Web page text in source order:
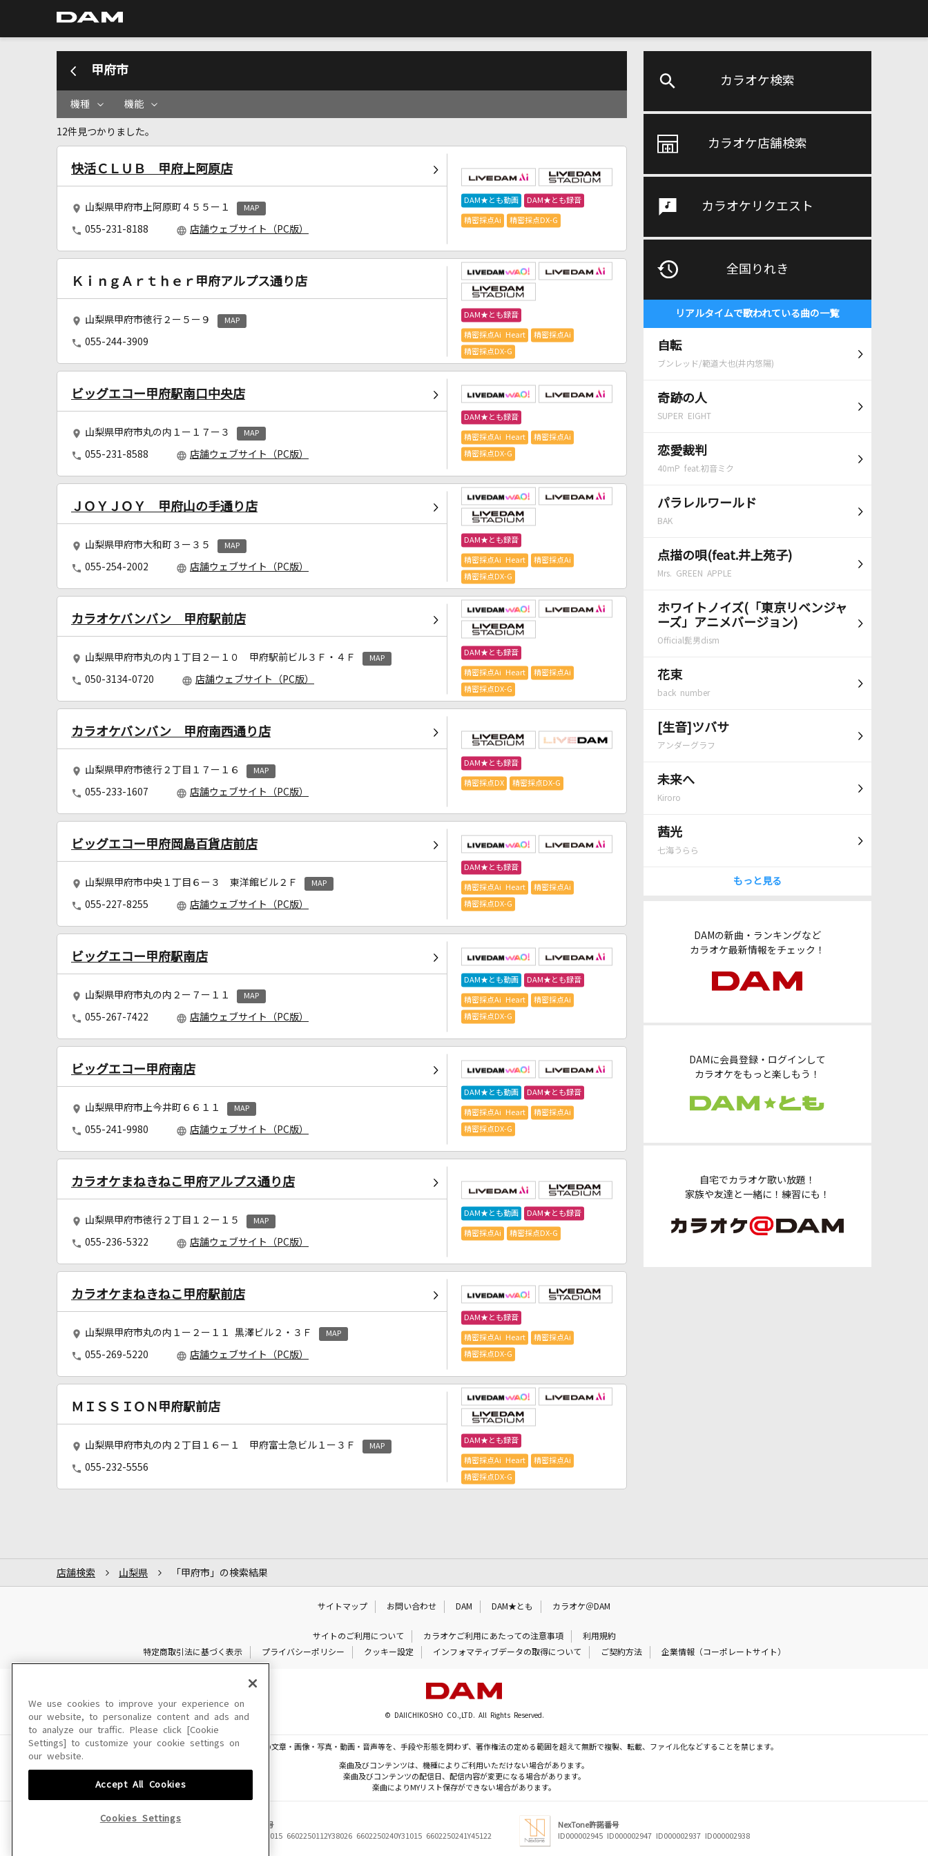
カラオケ検索
カラオケ店舗検索
カラオケリクエスト
全国りれき
リアルタイムで歌われている曲の一覧
自転
ブンレッド/範道大也(井内悠陽)
奇跡の人
SUPER EIGHT
恋愛裁判
40mP feat.初音ミク
パラレルワールド
BAK
点描の唄(feat.井上苑子)
Mrs. GREEN APPLE
ホワイトノイズ(「東京リベンジャ
ーズ」アニメバージョン)
Official髭男dism
花束
back number
[生音]ツバサ
アンダーグラフ
未来へ
Kiroro
茜光
七海うらら
もっと見る
DAMの新曲・ランキングなど
カラオケ最新情報をチェック！
DAMに会員登録・ログインして
カラオケをもっと楽しもう！
自宅でカラオケ歌い放題！
家族や友達と一緒に！練習にも！
甲府市
機種 機能
12件見つかりました。
快活ＣＬＵＢ 甲府上阿原店
山梨県甲府市上阿原町４５５ー１ MAP
055-231-8188 店舗ウェブサイト（PC版）
DAM★とも動画 DAM★とも録音
精密採点Ai 精密採点DX-G
ＫｉｎｇＡｒｔｈｅｒ甲府アルプス通り店
山梨県甲府市徳行２ー５ー９ MAP
055-244-3909
DAM★とも録音
精密採点Ai Heart 精密採点Ai
精密採点DX-G
ビッグエコー甲府駅南口中央店
山梨県甲府市丸の内１ー１７ー３ MAP
055-231-8588 店舗ウェブサイト（PC版）
DAM★とも録音
精密採点Ai Heart 精密採点Ai
精密採点DX-G
ＪＯＹＪＯＹ 甲府山の手通り店
山梨県甲府市大和町３ー３５ MAP
055-254-2002 店舗ウェブサイト（PC版）
DAM★とも録音
精密採点Ai Heart 精密採点Ai
精密採点DX-G
カラオケバンバン 甲府駅前店
山梨県甲府市丸の内１丁目２ー１０ 甲府駅前ビル３Ｆ・４Ｆ MAP
050-3134-0720 店舗ウェブサイト（PC版）
DAM★とも録音
精密採点Ai Heart 精密採点Ai
精密採点DX-G
カラオケバンバン 甲府南西通り店
山梨県甲府市徳行２丁目１７ー１６ MAP
055-233-1607 店舗ウェブサイト（PC版）
DAM★とも録音
精密採点DX 精密採点DX-G
ビッグエコー甲府岡島百貨店前店
山梨県甲府市中央１丁目６ー３ 東洋館ビル２Ｆ MAP
055-227-8255 店舗ウェブサイト（PC版）
DAM★とも録音
精密採点Ai Heart 精密採点Ai
精密採点DX-G
ビッグエコー甲府駅南店
山梨県甲府市丸の内２ー７ー１１ MAP
055-267-7422 店舗ウェブサイト（PC版）
DAM★とも動画 DAM★とも録音
精密採点Ai Heart 精密採点Ai
精密採点DX-G
ビッグエコー甲府南店
山梨県甲府市上今井町６６１１ MAP
055-241-9980 店舗ウェブサイト（PC版）
DAM★とも動画 DAM★とも録音
精密採点Ai Heart 精密採点Ai
精密採点DX-G
カラオケまねきねこ甲府アルプス通り店
山梨県甲府市徳行２丁目１２ー１５ MAP
055-236-5322 店舗ウェブサイト（PC版）
DAM★とも動画 DAM★とも録音
精密採点Ai 精密採点DX-G
カラオケまねきねこ甲府駅前店
山梨県甲府市丸の内１ー２ー１１ 黒澤ビル２・３Ｆ MAP
055-269-5220 店舗ウェブサイト（PC版）
DAM★とも録音
精密採点Ai Heart 精密採点Ai
精密採点DX-G
ＭＩＳＳＩＯＮ甲府駅前店
山梨県甲府市丸の内２丁目１６ー１ 甲府富士急ビル１ー３Ｆ MAP
055-232-5556
DAM★とも録音
精密採点Ai Heart 精密採点Ai
精密採点DX-G
店舗検索 山梨県 「甲府市」の検索結果
サイトマップ お問い合わせ DAM DAM★とも カラオケ＠DAM
サイトのご利用について カラオケご利用にあたっての注意事項
利用規約
特定商取引法に基づく表示
プライバシーポリシー クッキー設定 インフォマティブデータの取得について ご契約方法 企業情報（コーポレートサイト）
© DAIICHIKOSHO CO.,LTD. All Rights Reserved.
このサイトに掲載されている一切の文章・画像・写真・動画・音声等を、手段や形態を問わず、著作権法の定める範囲を超えて無断で複製、転載、ファイル化などすることを禁じます。
楽曲及びコンテンツは、機種によりご利用いただけない場合があります。
楽曲及びコンテンツの配信日、配信内容が変更になる場合があります。
楽曲によりMYリスト保存ができない場合があります。
JASRAC許諾番号
6602250213Y31015 6602250112Y38026 6602250240Y31015 6602250241Y45122
NexTone許諾番号
ID000002945 ID000002947 ID000002937 ID000002938
We use cookies to improve your experience on
our website, to personalize content and ads and
to analyze our traffic. Please click [Cookie
Settings] to customize your cookie settings on
our website.
Accept All Cookies
Cookies Settings